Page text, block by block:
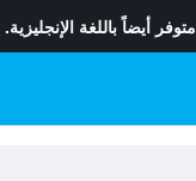
متوفر أيضاً باللغة الإنجليزية.